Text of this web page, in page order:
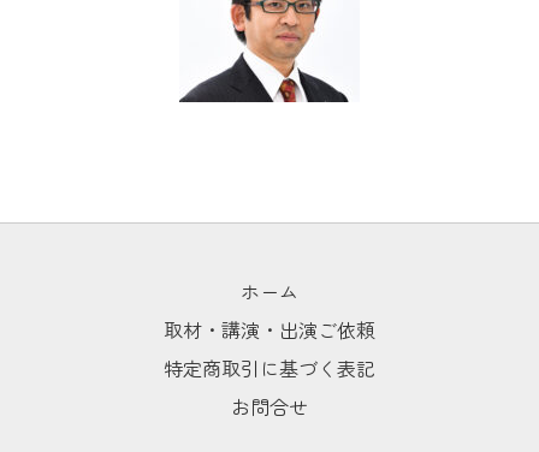
ホーム
取材・講演・出演ご依頼
特定商取引に基づく表記
お問合せ